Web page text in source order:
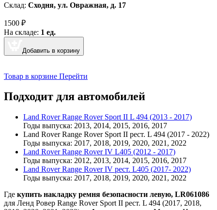
Склад: Сходня, ул. Овражная, д. 17
1500 ₽
На складе: 1 ед.
Добавить в корзину
Товар в корзине Перейти
Подходит для автомобилей
Land Rover Range Rover Sport II L 494 (2013 - 2017)
Годы выпуска: 2013, 2014, 2015, 2016, 2017
Land Rover Range Rover Sport II рест. L 494 (2017 - 2022)
Годы выпуска: 2017, 2018, 2019, 2020, 2021, 2022
Land Rover Range Rover IV L405 (2012 - 2017)
Годы выпуска: 2012, 2013, 2014, 2015, 2016, 2017
Land Rover Range Rover IV рест. L405 (2017- 2022)
Годы выпуска: 2017, 2018, 2019, 2020, 2021, 2022
Где купить накладку ремня безопасности левую, LR061086
для Ленд Ровер Range Rover Sport II рест. L 494 (2017, 2018,